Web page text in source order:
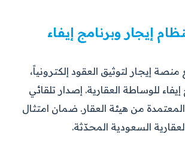
إيجار لتوثيق العقود إلكترونياً،
للوساطة العقارية. إصدار تلقائي
من هيئة العقار. ضمان امتثال
السعودية المحدّثة.